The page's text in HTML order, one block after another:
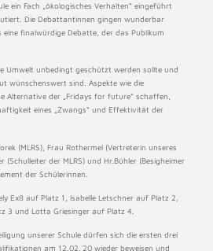
ein Fach „ökologisches Verhalten“ eingeführt
Die Debattantinnen gingen wunderbar
finalwürdige Debatte, der das Publikum
Umwelt unbedingt geschützt werden sollte und
wünschenswert sind. Aspekte wie die
Alternative der „Fridays for future“ schaffen,
eines „Zwangs“ und Effektivität der
(MLRS), Frau Rothermel (Vertreterin unseres
(Schulleiter der MLRS) und Hr.Bühler (Besigheimer
der Schülerinnen.
Exß auf Platz 1, Isabelle Letschner auf Platz 2,
3 und Lotta Griesinger auf Platz 4.
unserer Schule dürfen sich die ersten drei
am 12.02.`20 wieder beweisen und